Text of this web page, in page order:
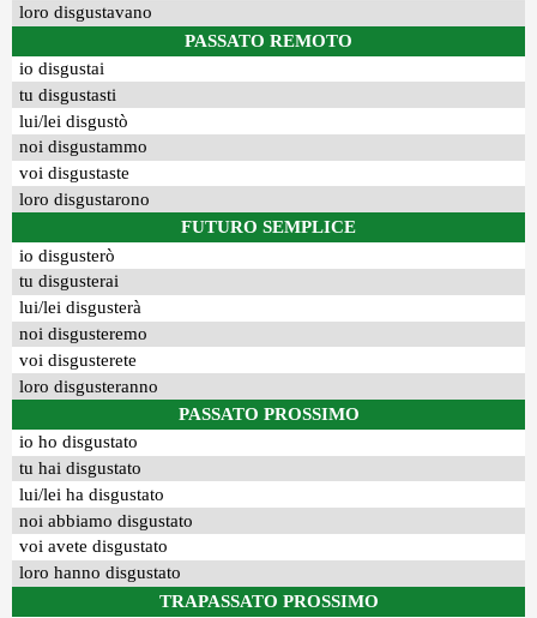
loro disgustavano
PASSATO REMOTO
io disgustai
tu disgustasti
lui/lei disgustò
noi disgustammo
voi disgustaste
loro disgustarono
FUTURO SEMPLICE
io disgusterò
tu disgusterai
lui/lei disgusterà
noi disgusteremo
voi disgusterete
loro disgusteranno
PASSATO PROSSIMO
io ho disgustato
tu hai disgustato
lui/lei ha disgustato
noi abbiamo disgustato
voi avete disgustato
loro hanno disgustato
TRAPASSATO PROSSIMO